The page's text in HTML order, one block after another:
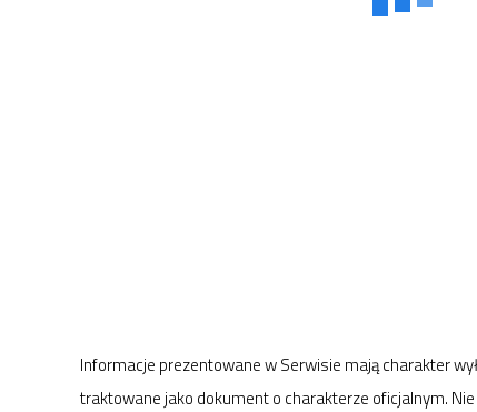
Informacje prezentowane w Serwisie mają charakter
traktowane jako dokument o charakterze oficjalnym.